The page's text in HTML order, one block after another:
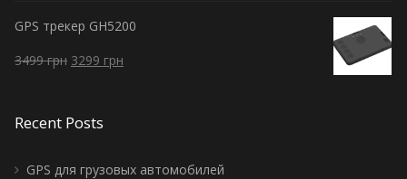
GPS трекер GH5200
3499грн 3299 грн
Recent Posts
GPS для грузовых автомобилей